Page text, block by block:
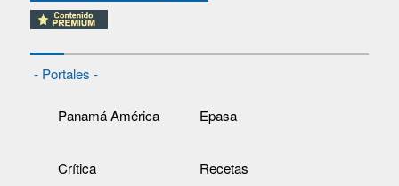
- Portales -
Panamá América Epasa
Crítica Recetas